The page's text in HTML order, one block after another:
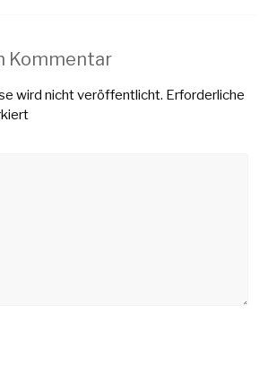
Kommentar
wird nicht veröffentlicht. Erforderliche